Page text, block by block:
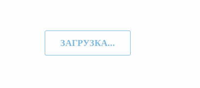
ЗАГРУЗКА...